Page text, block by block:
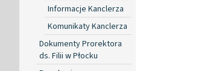
Informacje Kanclerza
Komunikaty Kanclerza
Dokumenty Prorektora
ds. Filii w Płocku